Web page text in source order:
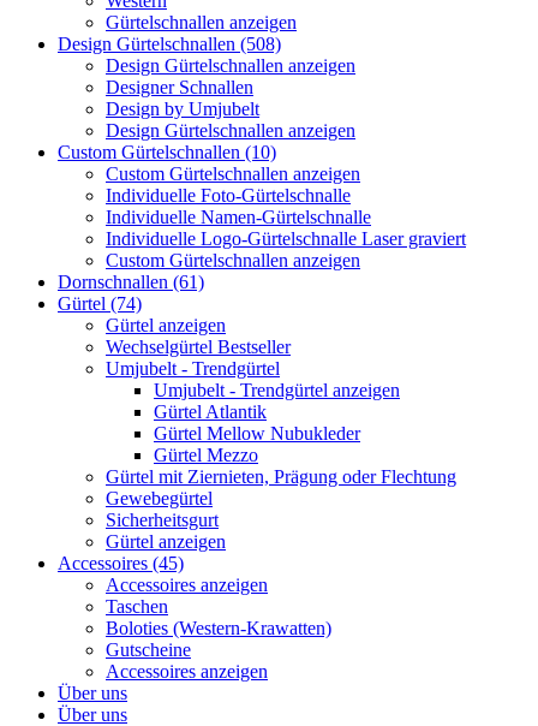
Gürtelschnallen anzeigen
Design Gürtelschnallen (508)
Design Gürtelschnallen anzeigen
Designer Schnallen
Design by Umjubelt
Design Gürtelschnallen anzeigen
Custom Gürtelschnallen (10)
Custom Gürtelschnallen anzeigen
Individuelle Foto-Gürtelschnalle
Individuelle Namen-Gürtelschnalle
Individuelle Logo-Gürtelschnalle Laser graviert
Custom Gürtelschnallen anzeigen
Dornschnallen (61)
Gürtel (74)
Gürtel anzeigen
Wechselgürtel Bestseller
Umjubelt - Trendgürtel
Umjubelt - Trendgürtel anzeigen
Gürtel Atlantik
Gürtel Mellow Nubukleder
Gürtel Mezzo
Gürtel mit Ziernieten, Prägung oder Flechtung
Gewebegürtel
Sicherheitsgurt
Gürtel anzeigen
Accessoires (45)
Accessoires anzeigen
Taschen
Boloties (Western-Krawatten)
Gutscheine
Accessoires anzeigen
Über uns
Über uns